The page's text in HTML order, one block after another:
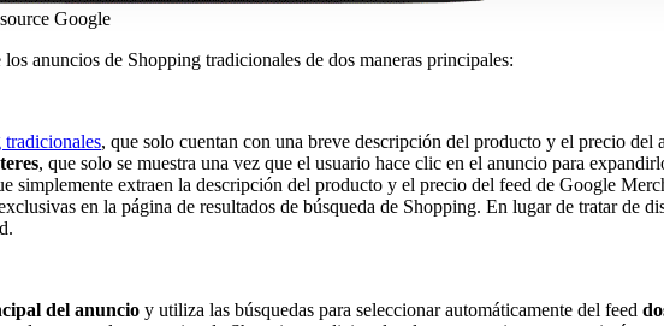
Google
anuncios de Shopping tradicionales de dos maneras principales:
tradicionales, que solo cuentan con una breve descripción del producto y el precio
, que solo se muestra una vez que el usuario hace clic en el anuncio para
simplemente extraen la descripción del producto y el precio del feed de Google
en la página de resultados de búsqueda de Shopping. En lugar de tratar de
del anuncio y utiliza las búsquedas para seleccionar automáticamente del feed